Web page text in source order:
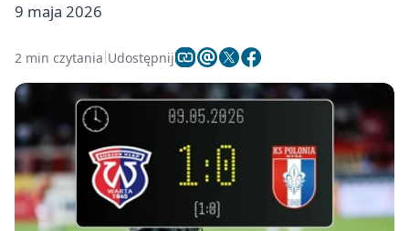
9 maja 2026
2 min czytania Udostępnij